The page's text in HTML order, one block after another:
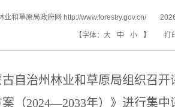
业和草原局政府网 http://www.forestry.gov.cn/
【字体： 大 中 小 】 打
自治州林业和草原局组织召
（2024—2033年）》进行集